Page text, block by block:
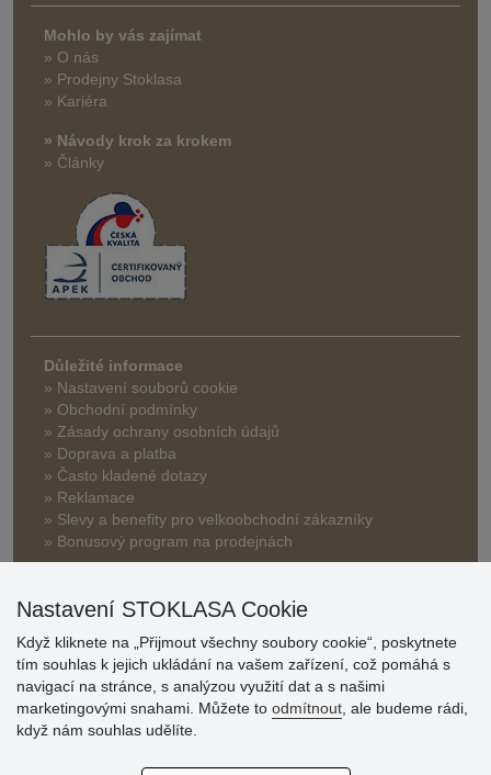
Mohlo by vás zajímat
» O nás
» Prodejny Stoklasa
» Kariéra
» Návody krok za krokem
» Články
Důležité informace
» Nastavení souborů cookie
» Obchodní podmínky
» Zásady ochrany osobních údajů
» Doprava a platba
» Často kladené dotazy
» Reklamace
» Slevy a benefity pro velkoobchodní zákazníky
» Bonusový program na prodejnách
Hodnocení
zákazníků
Nastavení STOKLASA Cookie
Když kliknete na „Přijmout všechny soubory cookie“, poskytnete
tím souhlas k jejich ukládání na vašem zařízení, což pomáhá s
navigací na stránce, s analýzou využití dat a s našimi
marketingovými snahami. Můžete to odmítnout , ale budeme rádi,
když nám souhlas udělíte.